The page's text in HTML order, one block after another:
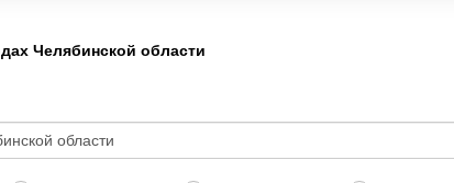
Челябинской области